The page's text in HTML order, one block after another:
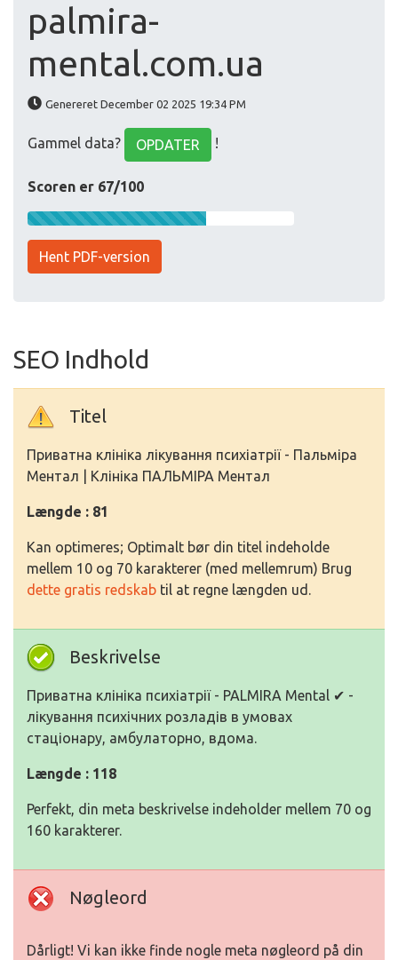
palmira-
mental.com.ua
Genereret December 02 2025 19:34 PM
Gammel data? OPDATER !
Scoren er 67/100
Hent PDF-version
SEO Indhold
Titel
Приватна клініка лікування психіатрії - Пальміра
Ментал | Клініка ПАЛЬМІРА Ментал
Længde : 81
Kan optimeres; Optimalt bør din titel indeholde
mellem 10 og 70 karakterer (med mellemrum) Brug
dette gratis redskab til at regne længden ud.
Beskrivelse
Приватна клініка психіатрії - PALMIRA Mental ✔ -
лікування психічних розладів в умовах
стаціонару, амбулаторно, вдома.
Længde : 118
Perfekt, din meta beskrivelse indeholder mellem 70 og
160 karakterer.
Nøgleord
Dårligt! Vi kan ikke finde nogle meta nøgleord på din